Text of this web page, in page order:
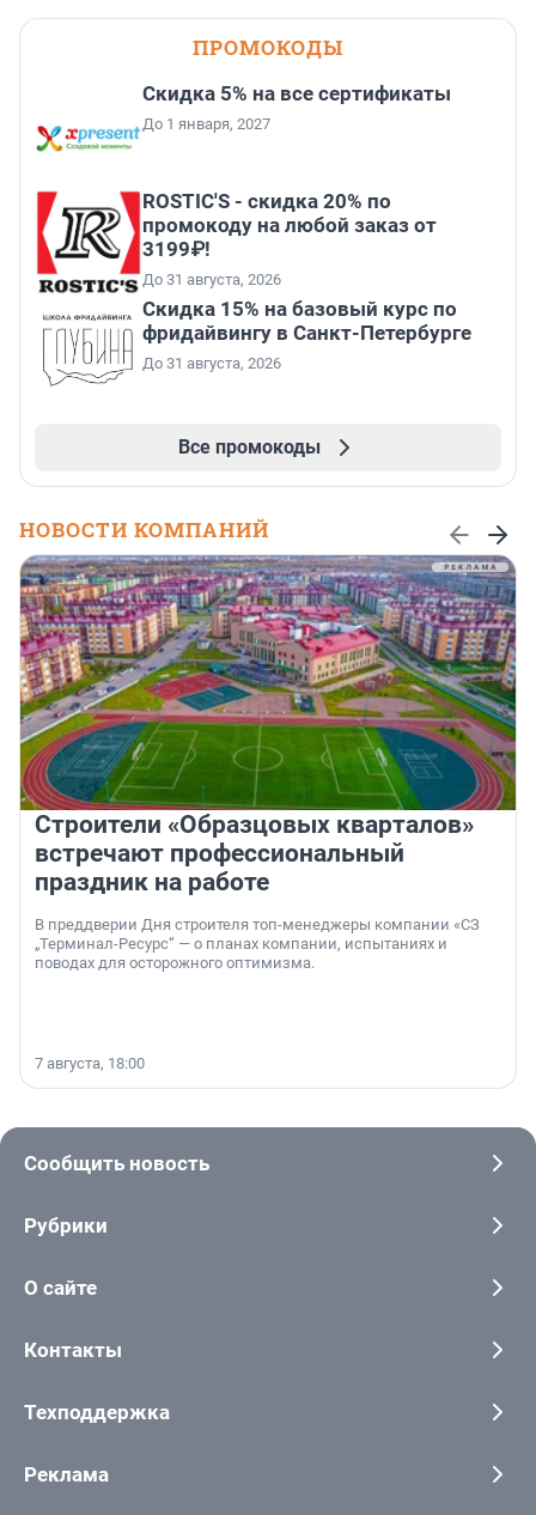
ПРОМОКОДЫ
Скидка 5% на все сертификаты
До 1 января, 2027
ROSTIC'S - скидка 20% по
промокоду на любой заказ от
3199₽!
До 31 августа, 2026
Скидка 15% на базовый курс по
фридайвингу в Санкт-Петербурге
До 31 августа, 2026
Все промокоды
НОВОСТИ КОМПАНИЙ
Строители «Образцовых кварталов»
встречают профессиональный
праздник на работе
В преддверии Дня строителя топ-менеджеры компании «СЗ
„Терминал-Ресурс“ — о планах компании, испытаниях и
поводах для осторожного оптимизма.
7 августа, 18:00
Сообщить новость
Рубрики
О сайте
Контакты
Техподдержка
Реклама